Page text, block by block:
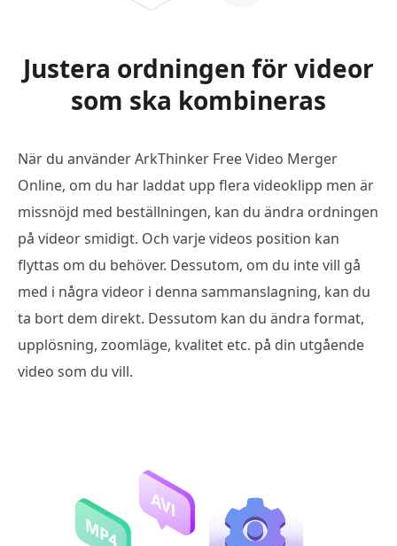
Justera ordningen för videor
som ska kombineras
När du använder ArkThinker Free Video Merger
Online, om du har laddat upp flera videoklipp men är
missnöjd med beställningen, kan du ändra ordningen
på videor smidigt. Och varje videos position kan
flyttas om du behöver. Dessutom, om du inte vill gå
med i några videor i denna sammanslagning, kan du
ta bort dem direkt. Dessutom kan du ändra format,
upplösning, zoomläge, kvalitet etc. på din utgående
video som du vill.